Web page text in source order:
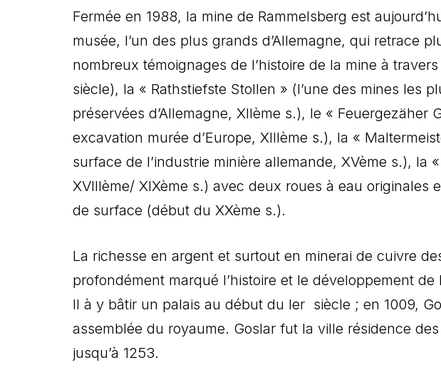
Fermée en 1988, la mine de Rammelsberg est
musée, l’un des plus grands d’Allemagne, qui retrace
nombreux témoignages de l’histoire de la mine à
siècle), la « Rathstiefste Stollen » (l’une des mines les
préservées d’Allemagne, XIIème s.), le « Feuergezäher
excavation murée d’Europe, XIIIème s.), la «
surface de l’industrie minière allemande, XVème s.), la
XVIIIème/ XIXème s.) avec deux roues à eau originales
de surface (début du XXème s.).
La richesse en argent et surtout en minerai de cuivre
profondément marqué l’histoire et le développement
II à y bâtir un palais au début du Ier siècle ; en 1009,
assemblée du royaume. Goslar fut la ville résidence
jusqu’à 1253.